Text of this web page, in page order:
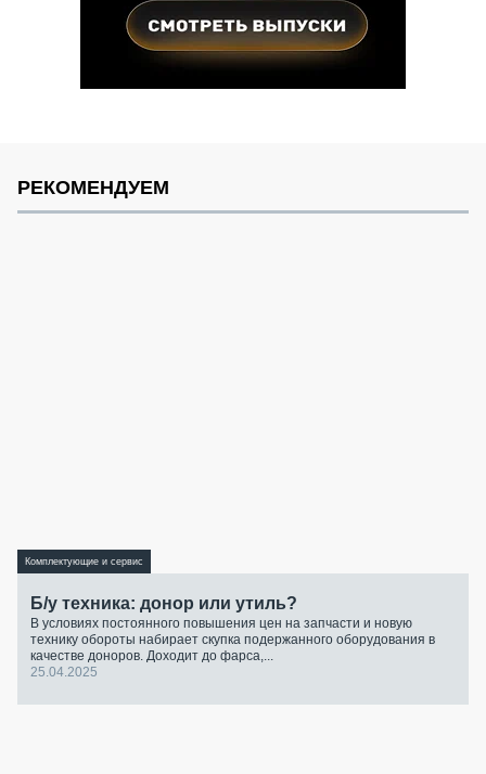
РЕКОМЕНДУЕМ
Комплектующие и сервис
Б/у техника: донор или утиль?
В условиях постоянного повышения цен на запчасти и новую
технику обороты набирает скупка подержанного оборудования в
качестве доноров. Доходит до фарса,...
25.04.2025